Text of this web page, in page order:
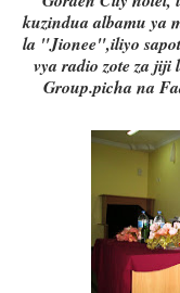
kuzindua albamu ya
la "Jionee",iliyo
vya radio zote za jiji
Group.picha na